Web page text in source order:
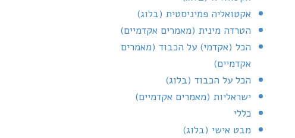
אקטואליה פמיניסטית (בלוג)
הטרדה מינית (מאמרים אקדמיים)
הכל (אקדמי) על הכבוד (מאמרים
אקדמיים)
הכל על הכבוד (בלוג)
ישראליות (מאמרים אקדמיים)
כללי
מבט אישי (בלוג)